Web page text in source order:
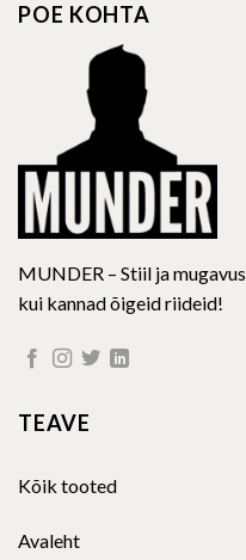
may
chosen
on
the
product
page
POE KOHTA
MUNDER – Stiil ja
kui kannad õigeid riideid!
TEAVE
Kõik tooted
Avaleht